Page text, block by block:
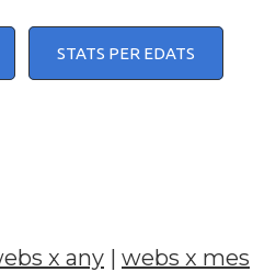
STATS PER EDATS
x any | webs x mes